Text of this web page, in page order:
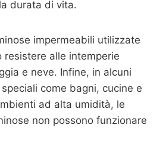
durata di vita.
impermeabili utilizzate
resistere alle intemperie
e neve. Infine, in alcuni
come bagni, cucine e
ad alta umidità, le
non possono funzionare